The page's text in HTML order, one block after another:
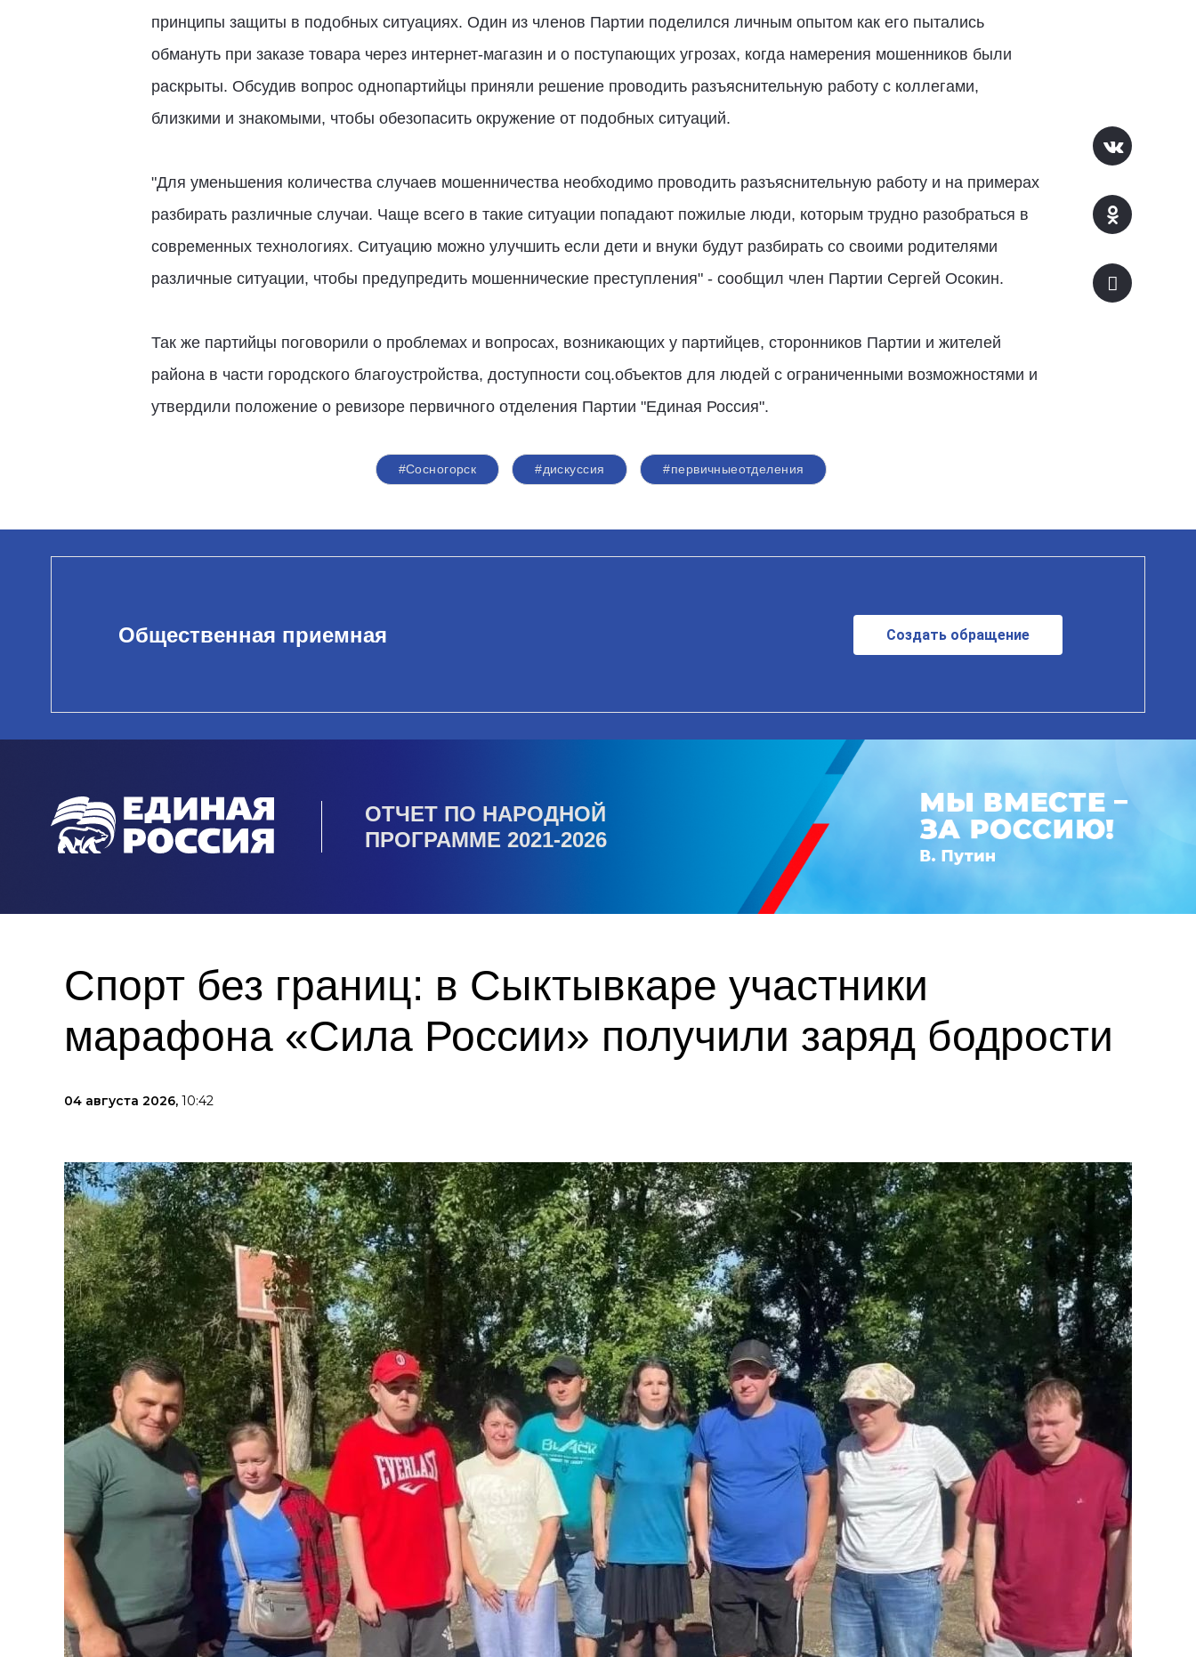
принципы защиты в подобных ситуациях. Один из членов Партии поделился личным опытом как его пытались
обмануть при заказе товара через интернет-магазин и о поступающих угрозах, когда намерения мошенников были
раскрыты. Обсудив вопрос однопартийцы приняли решение проводить разъяснительную работу с коллегами,
близкими и знакомыми, чтобы обезопасить окружение от подобных ситуаций.
"Для уменьшения количества случаев мошенничества необходимо проводить разъяснительную работу и на примерах
разбирать различные случаи. Чаще всего в такие ситуации попадают пожилые люди, которым трудно разобраться в
современных технологиях. Ситуацию можно улучшить если дети и внуки будут разбирать со своими родителями
различные ситуации, чтобы предупредить мошеннические преступления" - сообщил член Партии Сергей Осокин.
Так же партийцы поговорили о проблемах и вопросах, возникающих у партийцев, сторонников Партии и жителей
района в части городского благоустройства, доступности соц.объектов для людей с ограниченными возможностями и
утвердили положение о ревизоре первичного отделения Партии "Единая Россия".
#Сосногорск #дискуссия #первичныеотделения
Общественная приемная Создать обращение
ОТЧЕТ ПО НАРОДНОЙ
ПРОГРАММЕ 2021-2026
Спорт без границ: в Сыктывкаре участники
марафона «Сила России» получили заряд бодрости
04 августа 2026, 10:42